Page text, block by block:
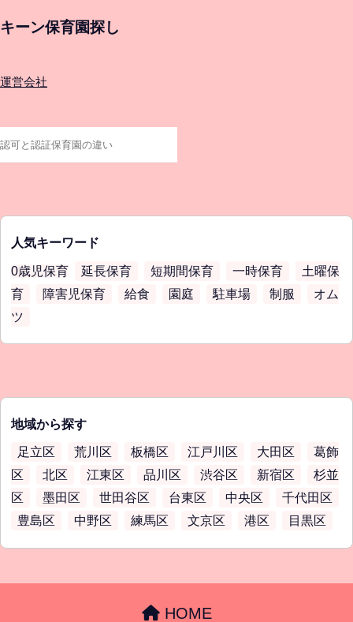
キーン保育園探し
運営会社
人気キーワード
0歳児保育 延長保育 短期間保育 一時保育
土曜保
育
障害児保育 給食 園庭 駐車場 制服
オム
ツ
地域から探す
足立区 荒川区 板橋区 江戸川区 大田区
葛飾
区
北区 江東区 品川区 渋谷区 新宿区
杉並
区
墨田区 世田谷区 台東区 中央区
千代田区
豊島区
中野区 練馬区 文京区 港区 目黒区
HOME